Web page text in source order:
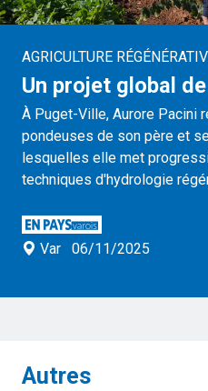
AGRICULTURE
Un projet global
À Puget-Ville, Aurore Pacini
pondeuses de son père et
lesquelles elle met
techniques d'hydrologie
Var 06/11/2025
Autres